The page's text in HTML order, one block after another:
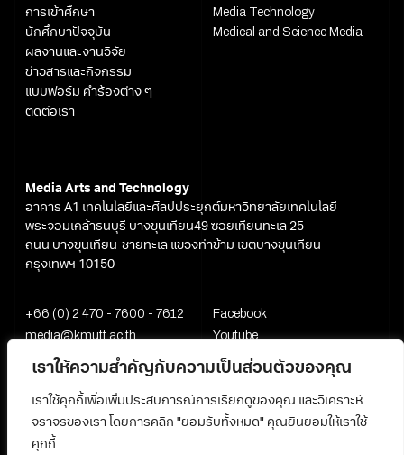
เราให้ความสำคัญกับความเป็นส่วนตัวของคุณ
เราใช้คุกกี้เพื่อเพิ่มประสบการณ์การเรียกดูของคุณ และวิเคราะห์
จราจรของเรา โดยการคลิก "ยอมรับทั้งหมด" คุณยินยอมให้เราใช้
คุกกี้
การเข้าศึกษา
นักศึกษาปัจจุบัน
ผลงานและงานวิจัย
ข่าวสารและกิจกรรม
แบบฟอร์ม คำร้องต่าง ๆ
ติดต่อเรา
Media Technology
Medical and Science Media
Media Arts and Technology
อาคาร A1 เทคโนโลยีและศิลปประยุกต์มหาวิทยาลัยเทคโนโลยี
พระจอมเกล้าธนบุรี บางขุนเทียน49 ซอยเทียนทะเล 25
ถนน บางขุนเทียน-ชายทะเล แขวงท่าข้าม เขตบางขุนเทียน
กรุงเทพฯ 10150
+66 (0) 2 470 - 7600 - 7612
media@kmutt.ac.th
Facebook
Youtube